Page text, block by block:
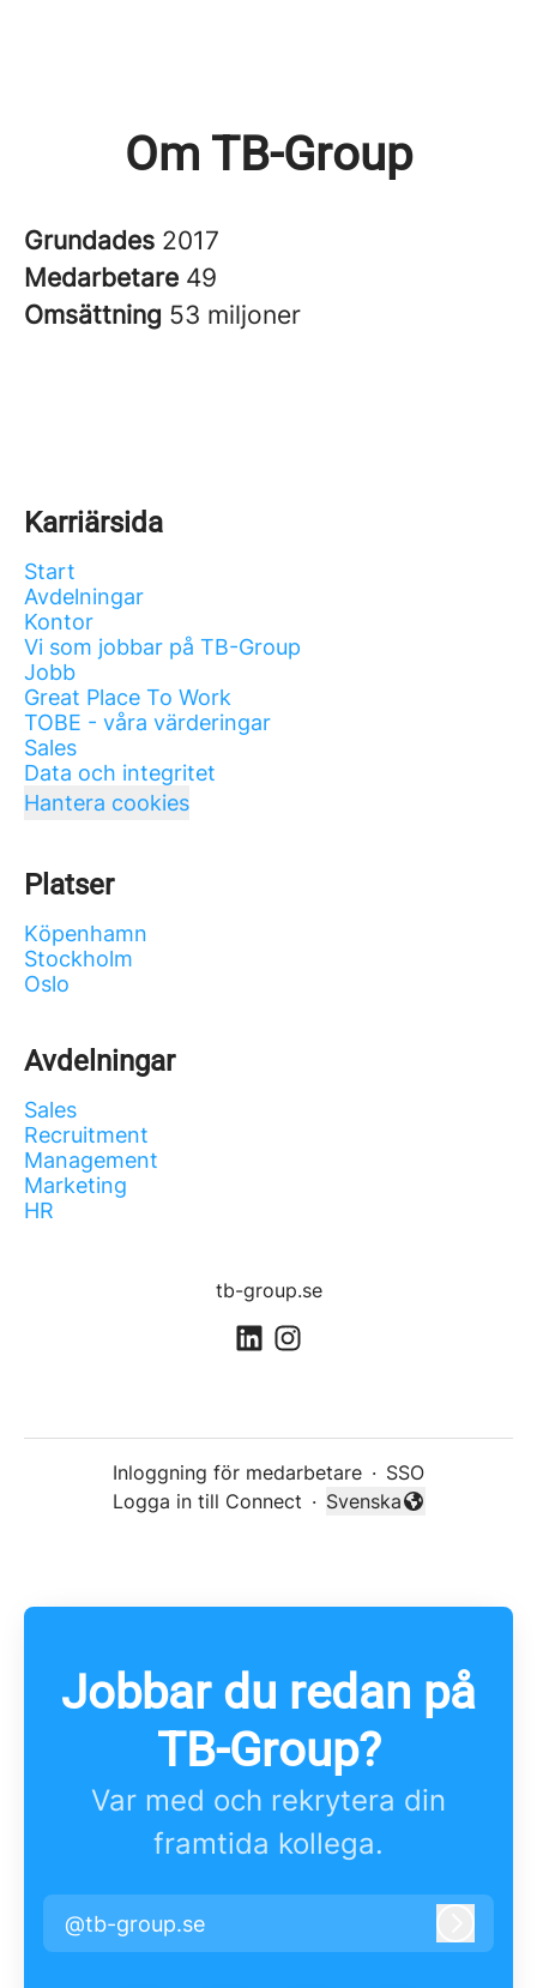
Om TB-Group
Grundades 2017
Medarbetare 49
Omsättning 53 miljoner
Karriärsida
Start
Avdelningar
Kontor
Vi som jobbar på TB-Group
Jobb
Great Place To Work
TOBE - våra värderingar
Sales
Data och integritet
Hantera cookies
Platser
Köpenhamn
Stockholm
Oslo
Avdelningar
Sales
Recruitment
Management
Marketing
HR
tb-group.se
Inloggning för medarbetare · SSO
Logga in till Connect ·
Byt språk
Svenska
Jobbar du redan på
TB-Group?
Var med och rekrytera din
framtida kollega.
@tb-group.se